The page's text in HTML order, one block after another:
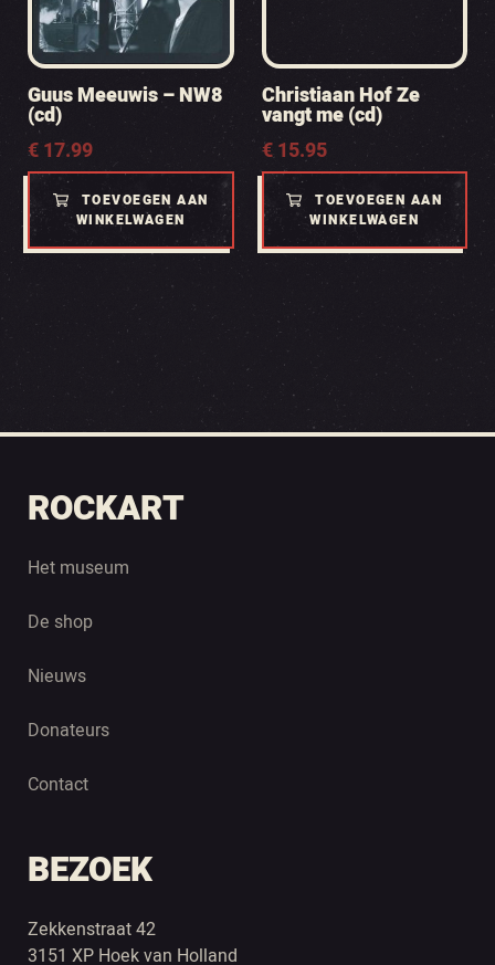
Guus Meeuwis – NW8
(cd)
€17.99
TOEVOEGEN AAN
WINKELWAGEN
Christiaan Hof Ze
vangt me (cd)
€15.95
TOEVOEGEN AAN
WINKELWAGEN
ROCKART
Het museum
De shop
Nieuws
Donateurs
Contact
BEZOEK
Zekkenstraat 42
3151 XP Hoek van Holland